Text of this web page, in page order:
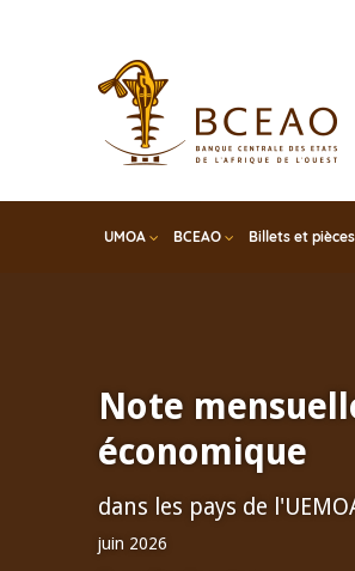
UMOA BCEAO Billets et pièces
Note
économique
dans les pays de
juin 2026